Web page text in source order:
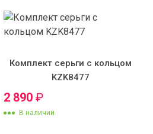
Комплект серьги с кольцом
KZK8477
2 890 ₽
В наличии